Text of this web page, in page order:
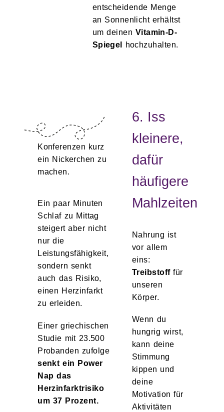
entscheidende Menge
an Sonnenlicht erhältst
um deinen Vitamin-D-
Spiegel
hochzuhalten.
6. Iss
kleinere,
dafür
häufigere
Mahlzeiten
Nahrung ist
vor allem
eins:
Treibstofffür
unseren
Körper.
Wenn du
hungrig wirst,
kann deine
Stimmung
kippen und
deine
Motivation für
Aktivitäten
Konferenzen kurz
ein Nickerchen zu
machen.
Ein paar Minuten
Schlaf zu Mittag
steigert aber nicht
nur die
Leistungsfähigkeit,
sondern senkt
auch das Risiko,
einen Herzinfarkt
zu erleiden.
Einer griechischen
Studie mit 23.500
Probanden zufolge
senkt ein Power
Nap das
Herzinfarktrisiko
um 37 Prozent.